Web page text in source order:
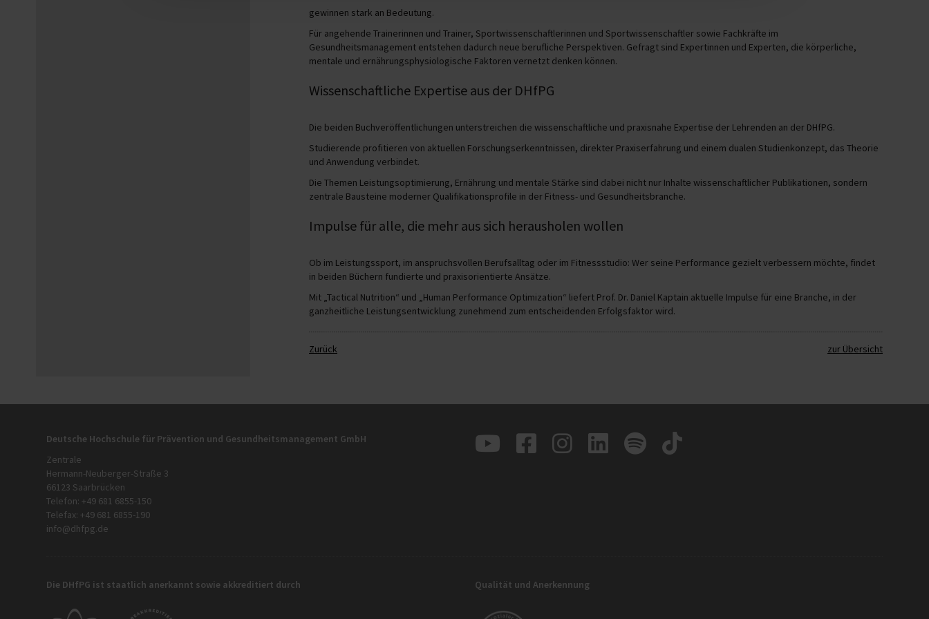
gewinnen stark an Bedeutung.
Für angehende Trainerinnen und Trainer, Sportwissenschaftlerinnen und Sportwissenschaftler sowie Fachkräfte im
Gesundheitsmanagement entstehen dadurch neue berufliche Perspektiven. Gefragt sind Expertinnen und Experten, die körperliche,
mentale und ernährungsphysiologische Faktoren vernetzt denken können.
Wissenschaftliche Expertise aus der DHfPG
Die beiden Buchveröffentlichungen unterstreichen die wissenschaftliche und praxisnahe Expertise der Lehrenden an der DHfPG.
Studierende profitieren von aktuellen Forschungserkenntnissen, direkter Praxiserfahrung und einem dualen Studienkonzept, das Theorie
und Anwendung verbindet.
Die Themen Leistungsoptimierung, Ernährung und mentale Stärke sind dabei nicht nur Inhalte wissenschaftlicher Publikationen, sondern
zentrale Bausteine moderner Qualifikationsprofile in der Fitness- und Gesundheitsbranche.
Impulse für alle, die mehr aus sich herausholen wollen
Ob im Leistungssport, im anspruchsvollen Berufsalltag oder im Fitnessstudio: Wer seine Performance gezielt verbessern möchte, findet
in beiden Büchern fundierte und praxisorientierte Ansätze.
Mit „Tactical Nutrition“ und „Human Performance Optimization“ liefert Prof. Dr. Daniel Kaptain aktuelle Impulse für eine Branche, in der
ganzheitliche Leistungsentwicklung zunehmend zum entscheidenden Erfolgsfaktor wird.
Zurück zur Übersicht
Deutsche Hochschule für Prävention und Gesundheitsmanagement GmbH
Zentrale
Hermann-Neuberger-Straße 3
66123 Saarbrücken
Telefon: +49 681 6855-150
Telefax: +49 681 6855-190
info@dhfpg.de
Die DHfPG ist staatlich anerkannt sowie akkreditiert durch Qualität und Anerkennung